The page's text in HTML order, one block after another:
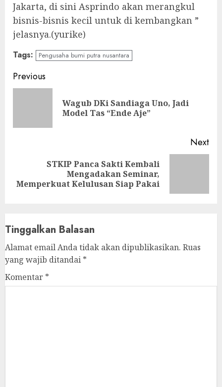
Jakarta, di sini Asprindo akan merangkul
bisnis-bisnis kecil untuk di kembangkan ”
jelasnya.(yurike)
Tags: Pengusaha bumi putra nusantara
Continue
Reading
Previous
Wagub DKi Sandiaga Uno, Jadi
Model Tas “Ende Aje”
Next
post:
STKIP Panca Sakti Kembali
Mengadakan Seminar,
Memperkuat Kelulusan Siap Pakai
Tinggalkan Balasan
Alamat email Anda tidak akan dipublikasikan. Ruas
yang wajib ditandai *
Komentar *